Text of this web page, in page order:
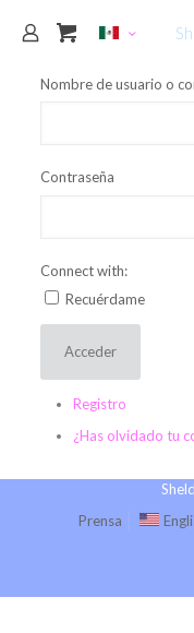
Nombre de usuario o
Contraseña
Connect with:
Recuérdame
Acceder
Registro
¿Has olvidado tu
Prensa